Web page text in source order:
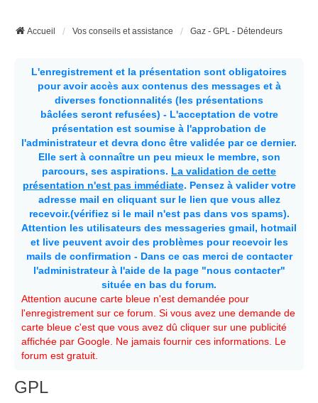
Accueil Vos conseils et assistance Gaz - GPL - Détendeurs
L'enregistrement et la présentation sont obligatoires
pour avoir accès aux contenus des messages et à
diverses fonctionnalités (les présentations
bâclées seront refusées) - L'acceptation de votre
présentation est soumise à l'approbation de
l'administrateur et devra donc être validée par ce dernier.
Elle sert à connaître un peu mieux le membre, son
parcours, ses aspirations. La validation de cette
présentation n'est pas immédiate. Pensez à valider votre
adresse mail en cliquant sur le lien que vous allez
recevoir.(vérifiez si le mail n'est pas dans vos spams).
Attention les utilisateurs des messageries gmail, hotmail
et live peuvent avoir des problèmes pour recevoir les
mails de confirmation - Dans ce cas merci de contacter
l'administrateur à l'aide de la page "nous contacter"
située en bas du forum.
Attention aucune carte bleue n'est demandée pour
l'enregistrement sur ce forum. Si vous avez une demande de
carte bleue c'est que vous avez dû cliquer sur une publicité
affichée par Google. Ne jamais fournir ces informations. Le
forum est gratuit.
GPL